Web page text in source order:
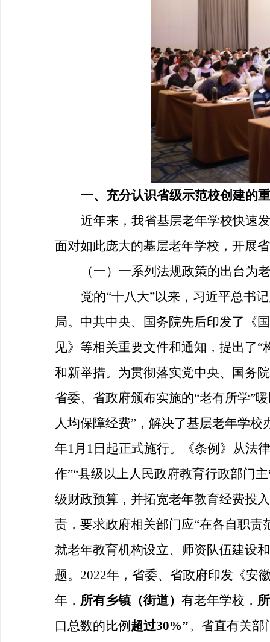
一、 充分认识省级示范校创建的
近年来，我省基层老年学校快速
面对如此庞大的基层老年学校，开展
（一）一系列法规政策的出台为
党的“十八大”以来，习近平总书
局。中共中央、国务院先后印发了《
见》等相关重要文件和通知，提出了
和新举措。为贯彻落实党中央、国务
省委、省政府颁布实施的“老有所学”
人均保障经费”，解决了基层老年学
年1月1日起正式施行。《条例》从法
作”“县级以上人民政府教育行政部门
级财政预算，并拓宽老年教育经费投
责，要求政府相关部门应“在各自职
就老年教育机构设立、师资队伍建设
题。2022年，省委、省政府印发《安
年， 所有乡镇（街道） 有老年学校，
口总数的比例 超过30%”。省直有关部